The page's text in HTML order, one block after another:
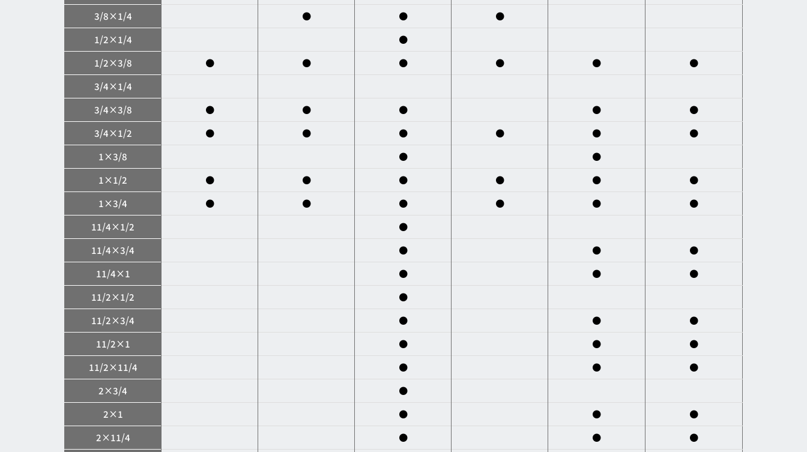
3/8×1/4
● ●
●
1/2×1/4
●
1/2×3/8
● ● ● ● ●
●
3/4×1/4
3/4×3/8
● ● ● ●
●
3/4×1/2
● ● ● ● ●
●
1×3/8
●
●
1×1/2
● ● ● ● ●
●
1×3/4
● ● ● ● ●
●
11/4×1/2
●
11/4×3/4
● ●
●
11/4×1
● ●
●
11/2×1/2
●
11/2×3/4
● ●
●
11/2×1
● ●
●
11/2×11/4
● ●
●
2×3/4
●
2×1
● ●
●
2×11/4
● ●
●